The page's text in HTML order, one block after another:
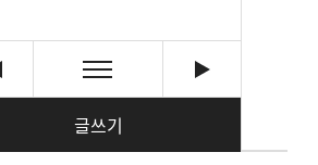
글쓰기